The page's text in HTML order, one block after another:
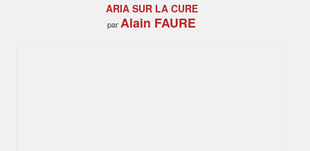
ARIA SUR LA CURE
parAlain FAURE